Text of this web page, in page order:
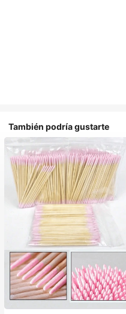
También podría gustarte